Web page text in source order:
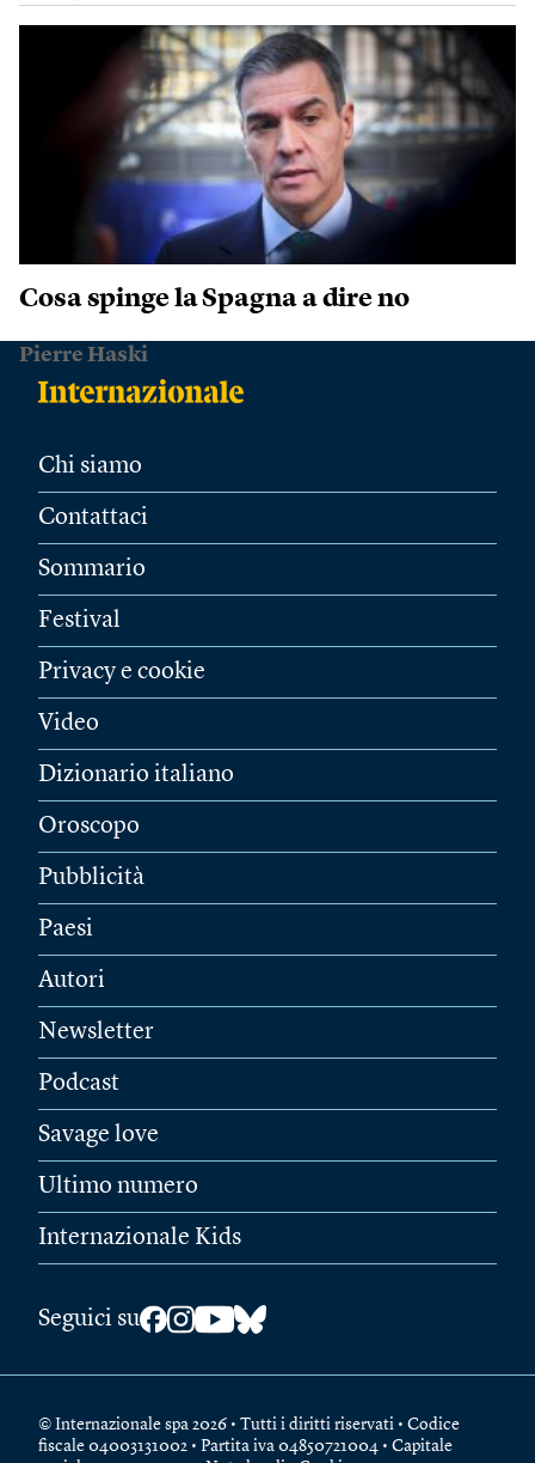
Cosa spinge la Spagna a dire no
Pierre Haski
Chi siamo
Contattaci
Sommario
Festival
Privacy e cookie
Video
Dizionario italiano
Oroscopo
Pubblicità
Paesi
Autori
Newsletter
Podcast
Savage love
Ultimo numero
Internazionale Kids
Seguici su
© Internazionale spa 2026 • Tutti i diritti riservati • Codice
fiscale 04003131002 • Partita iva 04850721004 • Capitale